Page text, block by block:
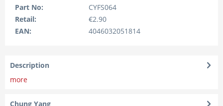
Part No:
CYFS064
Retail:
€2.90
EAN:
4046032051814
Description
more
Chung Yang